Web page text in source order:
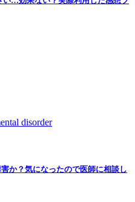
か？気になったので医師に相談し